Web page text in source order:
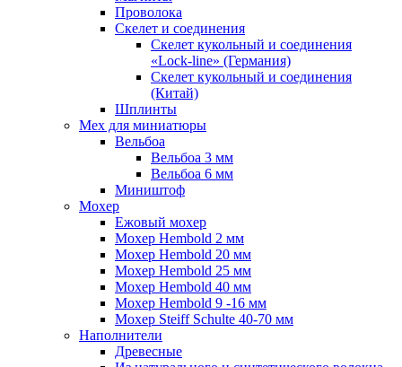
Проволока
Скелет и соединения
Скелет кукольный и соединения
«Lock-line» (Германия)
Скелет кукольный и соединения
(Китай)
Шплинты
Мех для миниатюры
Вельбоа
Вельбоа 3 мм
Вельбоа 6 мм
Миништоф
Мохер
Ежовый мохер
Мохер Hembold 2 мм
Мохер Hembold 20 мм
Мохер Hembold 25 мм
Мохер Hembold 40 мм
Мохер Hembold 9 -16 мм
Мохер Steiff Schulte 40-70 мм
Наполнители
Древесные